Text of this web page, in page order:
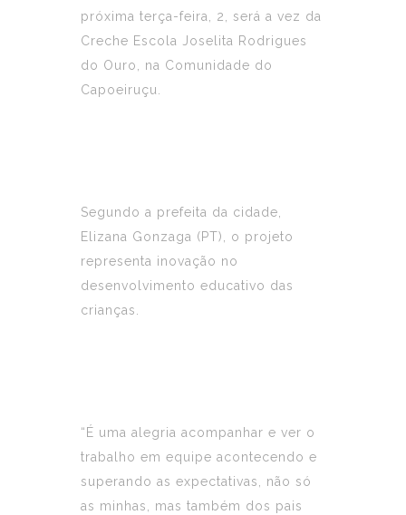
próxima terça-feira, 2, será a vez da
Creche Escola Joselita Rodrigues
do Ouro, na Comunidade do
Capoeiruçu.
Segundo a prefeita da cidade,
Elizana Gonzaga (PT), o projeto
representa inovação no
desenvolvimento educativo das
crianças.
“É uma alegria acompanhar e ver o
trabalho em equipe acontecendo e
superando as expectativas, não só
as minhas, mas também dos pais